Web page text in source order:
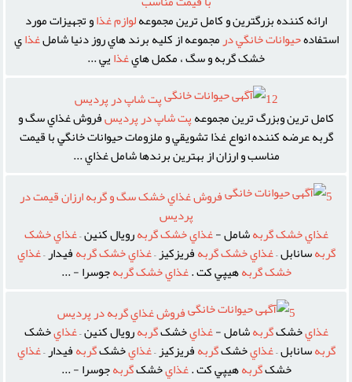
ارائه کننده بزرگترين و کامل ترين مجموعهلوازمغذاو تجهيزات مورد
استفادهحيواناتخانگيدرمجموعه از کليه برند هاي روز دنيا شاملغذاي
خشک گربه و سگ ، مکمل هايغذايي ...
12
پت شاپ در پرديس
کامل ترين وبزرگ ترين مجموعهپتشاپدرپرديسفروش غذاي سگ و
گربه عرضه کننده انواع غذا تشويقي و ملزومات حيوانات خانگي با قيمت
مناسب و ارزان از بهترين برندها شامل غذاي ...
5
فروش غذاي خشک سگ و گربه ارزان قيمت در
پرديس
غذايخشکگربهشامل -غذايخشکگربهرويال کنين –غذايخشک
گربهسانابل –غذايخشکگربهفريزکيز –غذايخشکگربهفيدار –غذاي
خشکگربههيپي کت .غذايخشکگربهجوسرا - ...
5
فروش غذاي گربه در پرديس
غذايخشکگربهشامل -غذايخشکگربهرويال کنين –غذايخشک
گربهسانابل –غذايخشکگربهفريزکيز –غذايخشکگربهفيدار –غذاي
خشکگربههيپي کت .غذايخشکگربهجوسرا - ...